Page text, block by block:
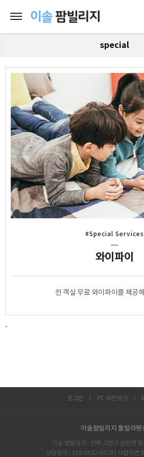
special
#Special Services
와이파이
전 객실 무료 와이파이를 제공
-
로그인 PC 버전보기
이솔팜빌리지 풀빌라펜
이솔 팜빌리지 : 전북 고창군 심원면
상담문의 : 010-3652-0678 | 사업자번